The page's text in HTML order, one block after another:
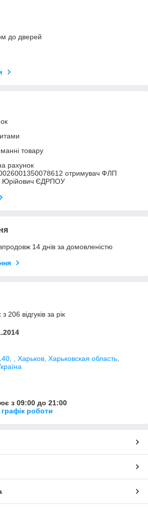
до дверей
товару
рахунок
отримувач ФЛП
Юрійович ЄДРПОУ
14 днів за домовленістю
206 відгуків за рік
, Харьков, Харьковская область,
з 09:00 до 21:00
роботи